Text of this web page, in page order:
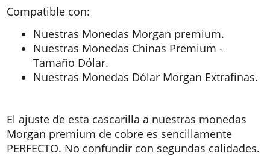
Compatible con:
Nuestras Monedas Morgan premium.
Nuestras Monedas Chinas Premium -
Tamaño Dólar.
Nuestras Monedas Dólar Morgan Extrafinas.
El ajuste de esta cascarilla a nuestras monedas
Morgan premium de cobre es sencillamente
PERFECTO. No confundir con segundas calidades.